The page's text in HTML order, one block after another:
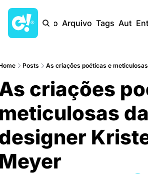
Início Arquivo Tags Autores
Posts As criações poéticas e
criações
da